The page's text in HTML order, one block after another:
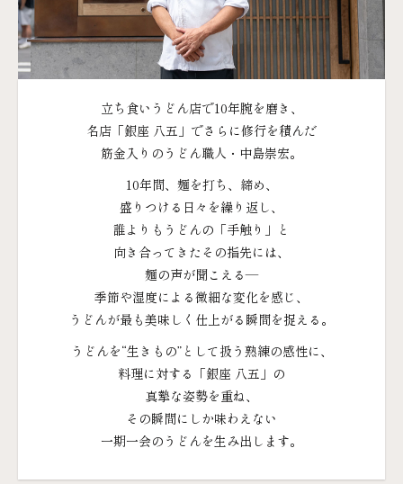
立ち食い​うどん店で​10年腕を​磨き、
名店​「銀座 八五」で​さらに​修行を​積んだ
筋金入りの​うどん職人・中島崇宏。
10年間、​麺を​打ち、​締め、
盛りつける​日々を​繰り返し、
誰より​も​うどんの​「手触り」と
向き合ってきた​その​指先には、
麺の​声が​聞こえる​―
季節や​湿度に​よる​微細な​変化を​感じ、
うどんが​最も​美味しく​仕上がる​瞬間を​捉える。
うどんを​“生きもの​”と​して​扱う​熟練の​感性に、
料理に​対する​「銀座 八五」の
真摯な​姿勢を​重ね、
その​瞬間に​しか​味わえない
一期​一会の​うどんを​生み出します。